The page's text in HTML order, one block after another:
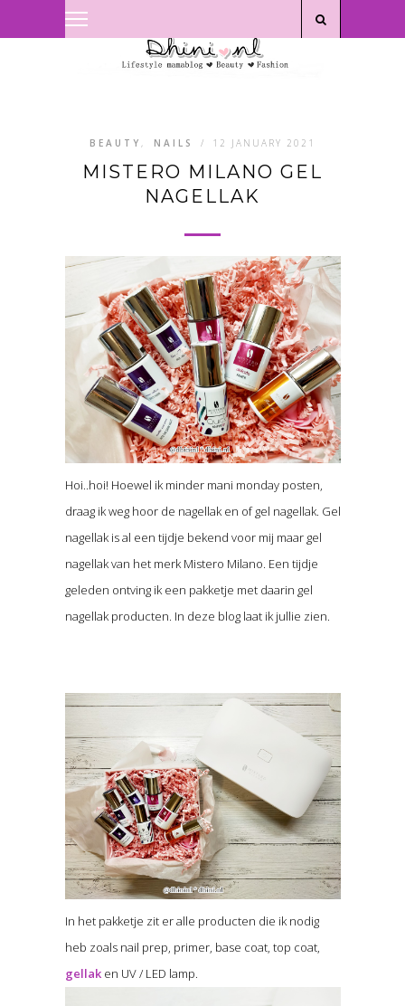
BEAUTY , NAILS / 12 JANUARY 2021
MISTERO MILANO GEL
NAGELLAK
Hoi..hoi! Hoewel ik minder mani monday posten,
draag ik weg hoor de nagellak en of gel nagellak. Gel
nagellak is al een tijdje bekend voor mij maar gel
nagellak van het merk Mistero Milano. Een tijdje
geleden ontving ik een pakketje met daarin gel
nagellak producten. In deze blog laat ik jullie zien.
In het pakketje zit er alle producten die ik nodig
heb zoals nail prep, primer, base coat, top coat,
gellaken UV / LED lamp.